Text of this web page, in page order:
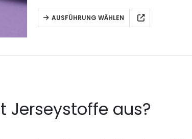
AUSFÜHRUNG WÄHLEN
Jerseystoffe aus?